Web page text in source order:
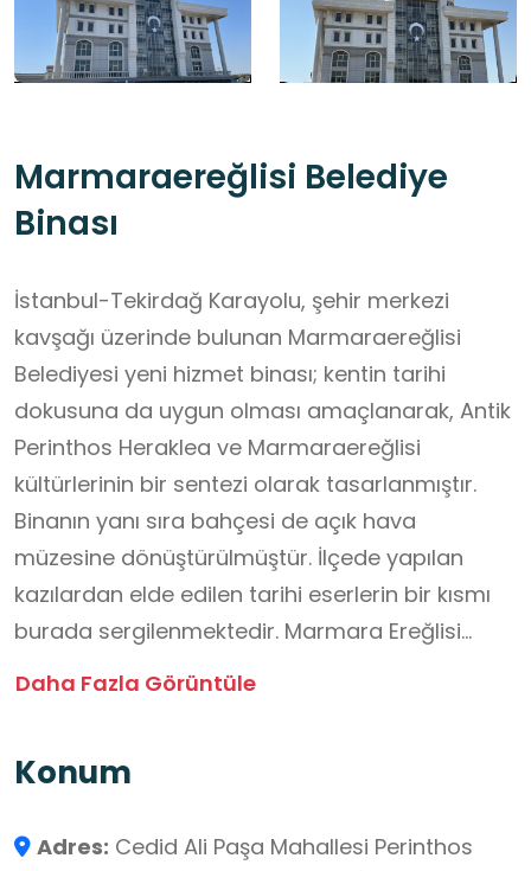
Marmaraereğlisi Belediye
Binası
İstanbul-Tekirdağ Karayolu, şehir merkezi
kavşağı üzerinde bulunan Marmaraereğlisi
Belediyesi yeni hizmet binası; kentin tarihi
dokusuna da uygun olması amaçlanarak, Antik
Perinthos Heraklea ve Marmaraereğlisi
kültürlerinin bir sentezi olarak tasarlanmıştır.
Binanın yanı sıra bahçesi de açık hava
müzesine dönüştürülmüştür. İlçede yapılan
kazılardan elde edilen tarihi eserlerin bir kısmı
burada sergilenmektedir. Marmara Ereğlisi
Belediyesi hizmet binası, bir kamu yapısı
öğretebilecek zengin bir okul dışı öğrenme
akımdan esinlenmiştir. Büyük sütunlar, merkezi
Daha Fazla Görüntüle
Konum
Adres: Cedid Ali Paşa Mahallesi Perinthos